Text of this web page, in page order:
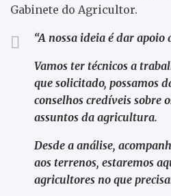
Gabinete do Agricultor.
“A nossa ideia é dar apoio
Vamos ter técnicos a
que solicitado, possamos
conselhos credíveis sobre
assuntos da agricultura.
Desde a análise,
aos terrenos, estaremos
agricultores no que